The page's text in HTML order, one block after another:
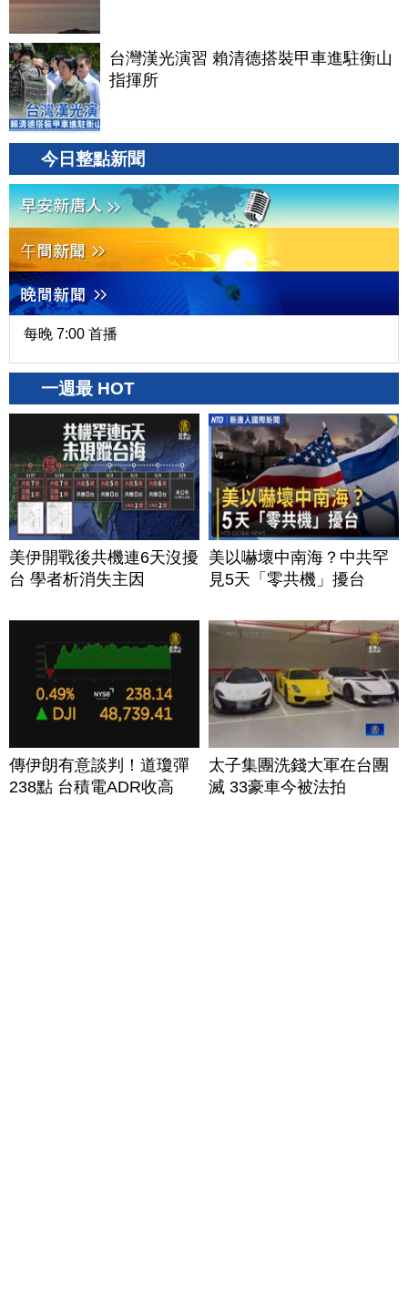
台灣漢光演習 賴清德搭裝甲車進駐衡山
指揮所
今日整點新聞
每晚 7:00 首播
一週最 HOT
美伊開戰後共機連6天沒擾
台 學者析消失主因
美以嚇壞中南海？中共罕
見5天「零共機」擾台
傳伊朗有意談判！道瓊彈
238點 台積電ADR收高
太子集團洗錢大軍在台團
滅 33豪車今被法拍